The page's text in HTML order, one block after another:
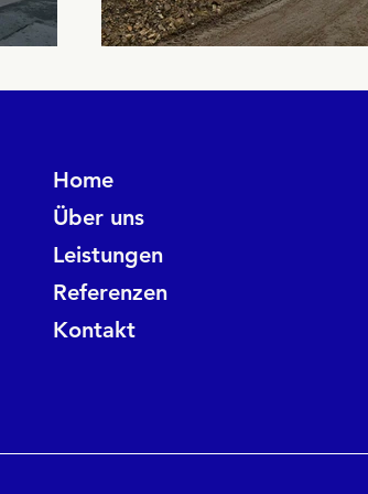
Home
Über uns
Leistungen
Referenzen
Kontakt